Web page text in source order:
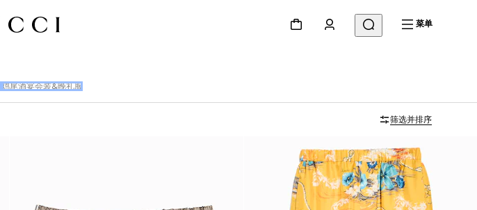
菜单
鸡尾酒宴会装&晚礼服
筛选并排序